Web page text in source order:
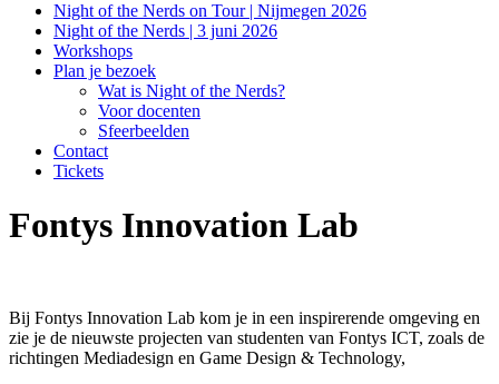
Night of the Nerds on Tour | Nijmegen 2026
Night of the Nerds | 3 juni 2026
Workshops
Plan je bezoek
Wat is Night of the Nerds?
Voor docenten
Sfeerbeelden
Contact
Tickets
Fontys Innovation Lab
Bij Fontys Innovation Lab kom je in een inspirerende omgeving en
zie je de nieuwste projecten van studenten van Fontys ICT, zoals de
richtingen Mediadesign en Game Design & Technology,